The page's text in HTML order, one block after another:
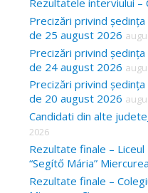
h
f
o
r
:
Rezultatele interviului –
Precizări privind
de 25 august 2026
Precizări privind
de 24 august 2026
Precizări privind
de 20 august 2026
Candidati din alte
2026
Rezultate finale –
“Segítő Mária”
Rezultate finale –